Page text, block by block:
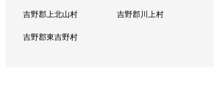
吉野郡上北山村 吉野郡川上村
吉野郡東吉野村